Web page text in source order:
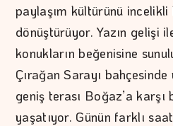
paylaşım kültürünü
dönüştürüyor. Yazın gelişi
konukların beğenisine
Çırağan Sarayı
geniş terası Boğaz’a
yaşatıyor. Günün farklı